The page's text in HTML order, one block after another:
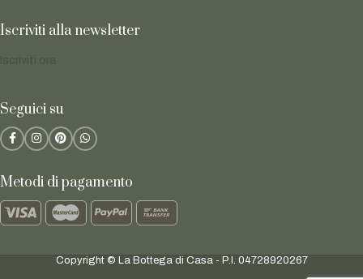
Iscriviti alla newsletter
Seguici su
Metodi di pagamento
Copyright © La Bottega di Casa - P.I. 04728920267